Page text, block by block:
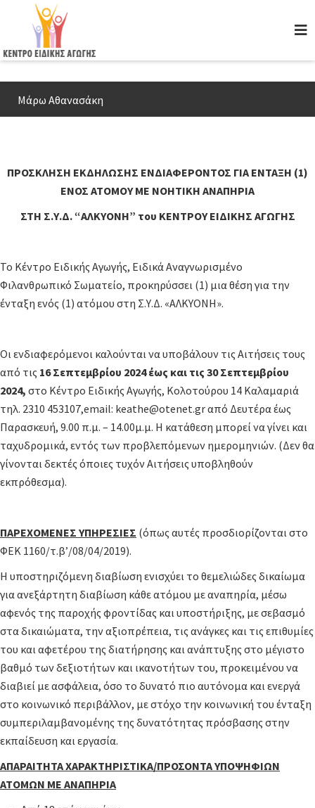
content
Μάρω Αθανασάκη
ΠΡΟΣΚΛΗΣΗ ΕΚΔΗΛΩΣΗΣ ΕΝΔΙΑΦΕΡΟΝΤΟΣ ΓΙΑ ΕΝΤΑΞΗ (1)
ΕΝΟΣ ΑΤΟΜΟΥ ΜΕ ΝΟΗΤΙΚΗ ΑΝΑΠΗΡΙΑ
ΣΤΗ Σ.Υ.Δ. “ΑΛΚΥΟΝΗ” του ΚΕΝΤΡΟΥ ΕΙΔΙΚΗΣ ΑΓΩΓΗΣ
Το Κέντρο Ειδικής Αγωγής, Ειδικά Αναγνωρισμένο
Φιλανθρωπικό Σωματείο, προκηρύσσει (1) μια θέση για την
ένταξη ενός (1) ατόμου στη Σ.Υ.Δ. «ΑΛΚΥΟΝΗ».
Οι ενδιαφερόμενοι καλούνται να υποβάλουν τις Αιτήσεις τους
από τις 16 Σεπτεμβρίου 2024 έως και τις 30 Σεπτεμβρίου
2024, στο Κέντρο Ειδικής Αγωγής, Κολοτούρου 14 Καλαμαριά
τηλ. 2310 453107,email: keathe@otenet.gr από Δευτέρα έως
Παρασκευή, 9.00 π.μ. – 14.00μ.μ. Η κατάθεση μπορεί να γίνει και
ταχυδρομικά, εντός των προβλεπόμενων ημερομηνιών. (Δεν θα
γίνονται δεκτές όποιες τυχόν Αιτήσεις υποβληθούν
εκπρόθεσμα).
ΠΑΡΕΧΟΜΕΝΕΣ ΥΠΗΡΕΣΙΕΣ (όπως αυτές προσδιορίζονται στο
ΦΕΚ 1160/τ.β’/08/04/2019).
Η υποστηριζόμενη διαβίωση ενισχύει το θεμελιώδες δικαίωμα
για ανεξάρτητη διαβίωση κάθε ατόμου με αναπηρία, μέσω
αφενός της παροχής φροντίδας και υποστήριξης, με σεβασμό
στα δικαιώματα, την αξιοπρέπεια, τις ανάγκες και τις επιθυμίες
του και αφετέρου της διατήρησης και ανάπτυξης στο μέγιστο
βαθμό των δεξιοτήτων και ικανοτήτων του, προκειμένου να
διαβιεί με ασφάλεια, όσο το δυνατό πιο αυτόνομα και ενεργά
στο κοινωνικό περιβάλλον, με στόχο την κοινωνική του ένταξη
συμπεριλαμβανομένης της δυνατότητας πρόσβασης στην
εκπαίδευση και εργασία.
ΑΠΑΡΑΙΤΗΤΑ ΧΑΡΑΚΤΗΡΙΣΤΙΚΑ/ΠΡΟΣΟΝΤΑ ΥΠΟΨΗΦΙΩΝ
ΑΤΟΜΩΝ ΜΕ ΑΝΑΠΗΡΙΑ